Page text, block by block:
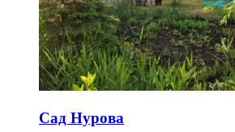
Сад Нурова